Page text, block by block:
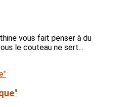
vous fait penser à du
le couteau ne sert...